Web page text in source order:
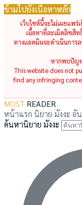
ข้ามไปยังเนื้อหาหลัก
เว็บไซต์นี้จะไม่เผยแพ
เนื้อหาที่ละเมิดลิขสิท
ทางแอดมินจะดำเนินกา
หากพบปัญห
This website does not
find any infringing
MOST READER
หน้าแรก นิยาย มังงะ อั
ค้นหานิยาย มังงะ